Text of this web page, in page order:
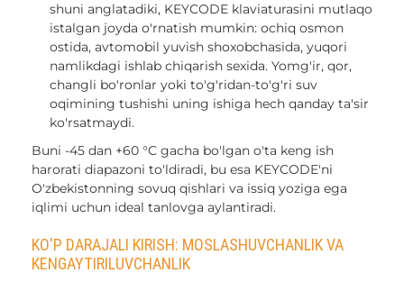
shuni anglatadiki, KEYCODE klaviaturasini mutlaqo
istalgan joyda o'rnatish mumkin: ochiq osmon
ostida, avtomobil yuvish shoxobchasida, yuqori
namlikdagi ishlab chiqarish sexida. Yomg'ir, qor,
changli bo'ronlar yoki to'g'ridan-to'g'ri suv
oqimining tushishi uning ishiga hech qanday ta'sir
ko'rsatmaydi.
Buni -45 dan +60 °C gacha bo'lgan o'ta keng ish
harorati diapazoni to'ldiradi, bu esa KEYCODE'ni
O'zbekistonning sovuq qishlari va issiq yoziga ega
iqlimi uchun ideal tanlovga aylantiradi.
KO'P DARAJALI KIRISH: MOSLASHUVCHANLIK VA
KENGAYTIRILUVCHANLIK